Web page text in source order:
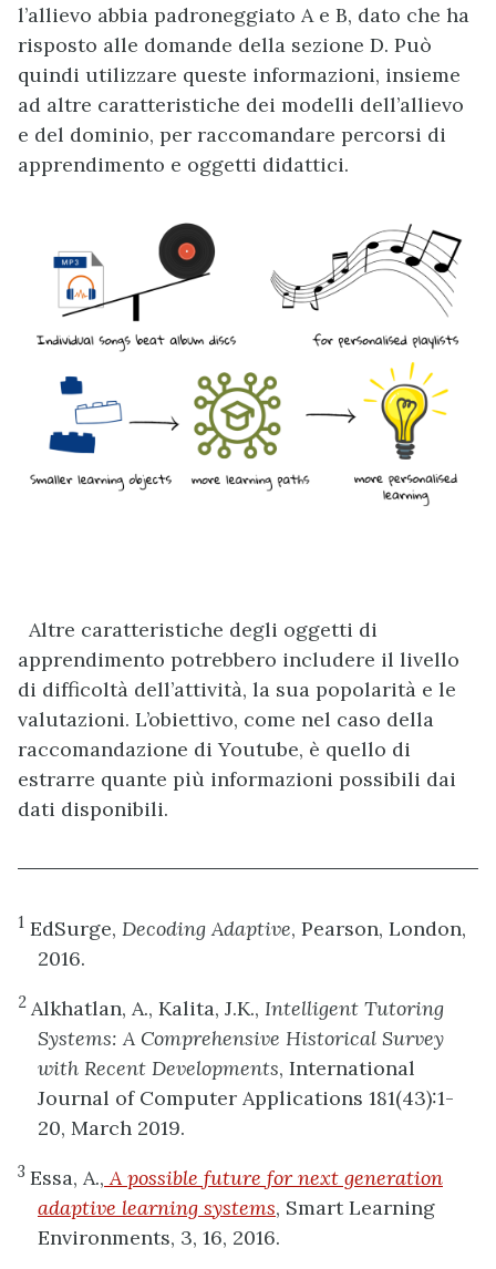
l’allievo abbia padroneggiato A e B, dato che ha
risposto alle domande della sezione D. Può
quindi utilizzare queste informazioni, insieme
ad altre caratteristiche dei modelli dell’allievo
e del dominio, per raccomandare percorsi di
apprendimento e oggetti didattici.
Altre caratteristiche degli oggetti di
apprendimento potrebbero includere il livello
di difficoltà dell’attività, la sua popolarità e le
valutazioni. L’obiettivo, come nel caso della
raccomandazione di Youtube, è quello di
estrarre quante più informazioni possibili dai
dati disponibili.
1 EdSurge, Decoding Adaptive, Pearson, London,
2016.
2 Alkhatlan, A., Kalita, J.K., Intelligent Tutoring
Systems: A Comprehensive Historical Survey
with Recent Developments, International
Journal of Computer Applications 181(43):1-
20, March 2019.
3 Essa, A., A possible future for next generation
adaptive learning systems, Smart Learning
Environments, 3, 16, 2016.